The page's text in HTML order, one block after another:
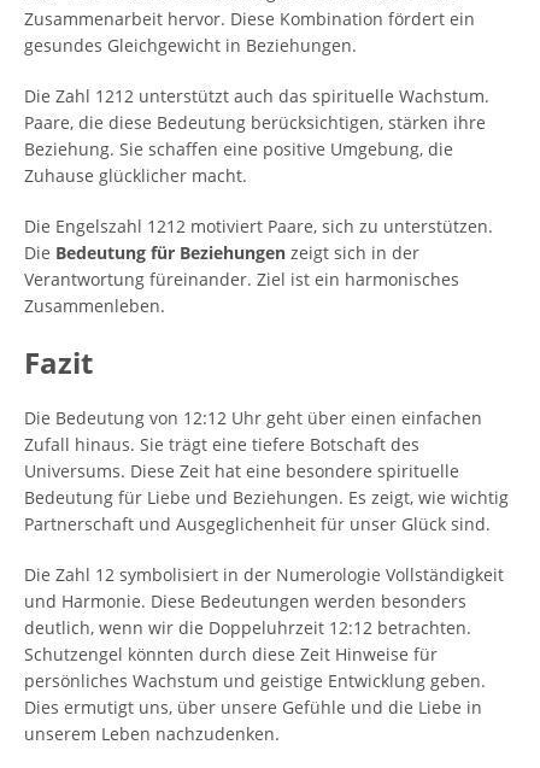
Zusammenarbeit hervor. Diese Kombination fördert ein
gesundes Gleichgewicht in Beziehungen.
Die Zahl 1212 unterstützt auch das spirituelle Wachstum.
Paare, die diese Bedeutung berücksichtigen, stärken ihre
Beziehung. Sie schaffen eine positive Umgebung, die
Zuhause glücklicher macht.
Die Engelszahl 1212 motiviert Paare, sich zu unterstützen.
Die Bedeutung für Beziehungen zeigt sich in der
Verantwortung füreinander. Ziel ist ein harmonisches
Zusammenleben.
Fazit
Die Bedeutung von 12:12 Uhr geht über einen einfachen
Zufall hinaus. Sie trägt eine tiefere Botschaft des
Universums. Diese Zeit hat eine besondere spirituelle
Bedeutung für Liebe und Beziehungen. Es zeigt, wie wichtig
Partnerschaft und Ausgeglichenheit für unser Glück sind.
Die Zahl 12 symbolisiert in der Numerologie Vollständigkeit
und Harmonie. Diese Bedeutungen werden besonders
deutlich, wenn wir die Doppeluhrzeit 12:12 betrachten.
Schutzengel könnten durch diese Zeit Hinweise für
persönliches Wachstum und geistige Entwicklung geben.
Dies ermutigt uns, über unsere Gefühle und die Liebe in
unserem Leben nachzudenken.